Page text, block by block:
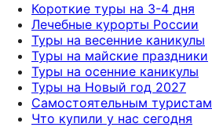
Короткие туры на 3-4 дня
Лечебные курорты России
Туры на весенние каникулы
Туры на майские праздники
Туры на осенние каникулы
Туры на Новый год 2027
Самостоятельным туристам
Что купили у нас сегодня